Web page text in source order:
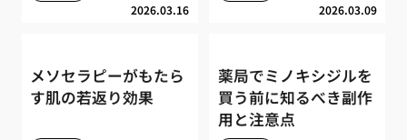
2026.03.16 2026.03.09
メソセラピーがもたら
す肌の若返り効果
薬局でミノキシジルを
買う前に知るべき副作
用と注意点